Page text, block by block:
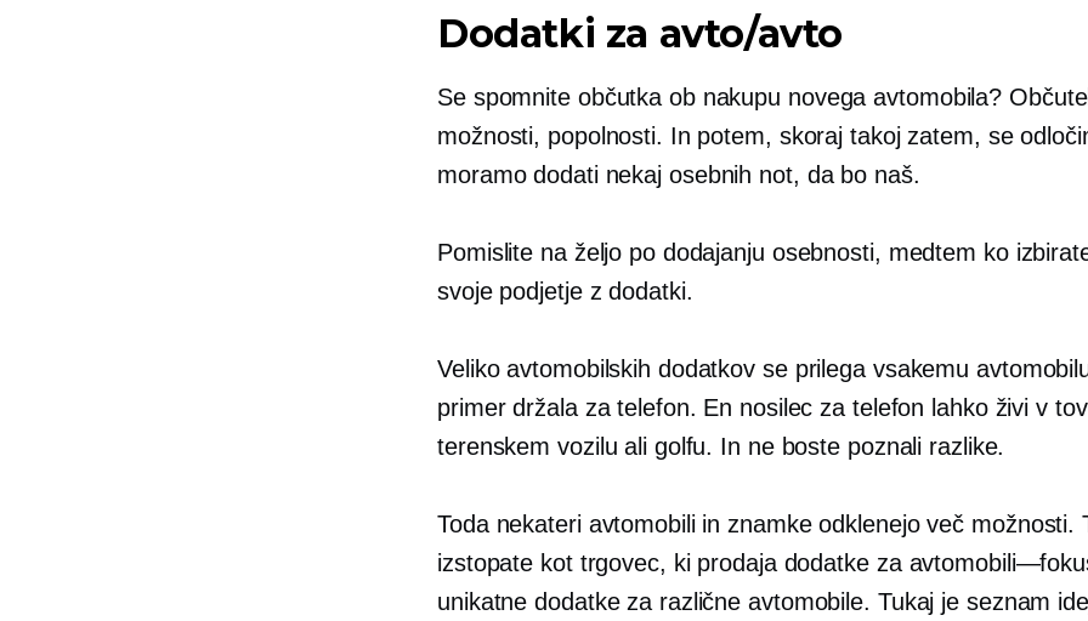
Dodatki za avto/avto
Se spomnite občutka ob nakupu novega avtomobila?
možnosti, popolnosti. In potem, skoraj takoj zatem, se
moramo dodati nekaj osebnih not, da bo naš.
Pomislite na željo po dodajanju osebnosti, medtem ko
svoje podjetje z dodatki.
Veliko avtomobilskih dodatkov se prilega vsakemu
primer držala za telefon. En nosilec za telefon lahko živi v
terenskem vozilu ali golfu. In ne boste poznali razlike.
Toda nekateri avtomobili in znamke odklenejo več možnosti.
izstopate kot trgovec, ki prodaja dodatke za
unikatne dodatke za različne avtomobile. Tukaj je seznam